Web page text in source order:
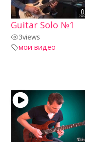
Guitar Solo №1
3views
мои видео